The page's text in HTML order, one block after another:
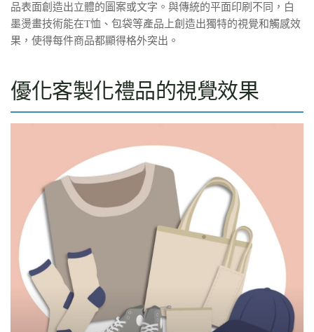
品表面創造出立體的圖案或文字。與傳統的平面印刷不同，白
墨燙畫技術能在T恤、包袋等產品上創造出獨特的視覺和觸感效
果，使得每件商品都顯得格外突出。
優化客製化禮品的視覺效果